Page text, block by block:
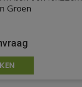
Groen